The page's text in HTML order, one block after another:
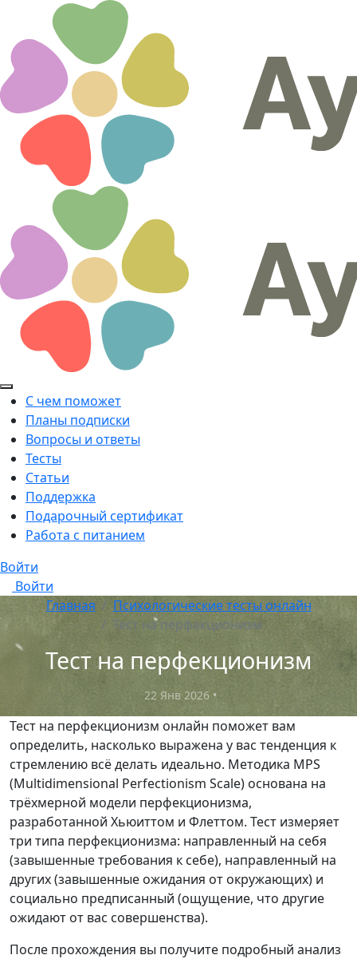
С чем поможет
Планы подписки
Вопросы и ответы
Тесты
Статьи
Поддержка
Подарочный сертификат
Работа с питанием
Войти
Войти
Главная
Психологические тесты онлайн
Тест на перфекционизм
Тест на перфекционизм
22 Янв 2026•
Тест на перфекционизм онлайн поможет вам
определить, насколько выражена у вас тенденция к
стремлению всё делать идеально. Методика MPS
(Multidimensional Perfectionism Scale) основана на
трёхмерной модели перфекционизма,
разработанной Хьюиттом и Флеттом. Тест измеряет
три типа перфекционизма: направленный на себя
(завышенные требования к себе), направленный на
других (завышенные ожидания от окружающих) и
социально предписанный (ощущение, что другие
ожидают от вас совершенства).
После прохождения вы получите подробный анализ